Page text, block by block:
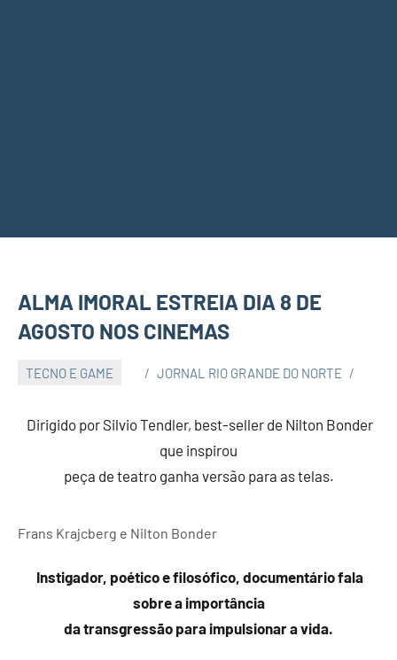
ALMA IMORAL ESTREIA DIA 8 DE
AGOSTO NOS CINEMAS
TECNO E GAME JORNAL RIO GRANDE DO NORTE
Dirigido por Silvio Tendler, best-seller de Nilton Bonder
que inspirou
peça de teatro ganha versão para as telas.
Frans Krajcberg e Nilton Bonder
Instigador, poético e filosófico, documentário fala
sobre a importância
da transgressão para impulsionar a vida.